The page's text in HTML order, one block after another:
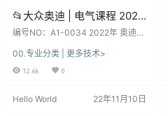
📂大众奥迪 | 电气课程 2022
年 原厂高级电气课程 电路图
波形分析 赠课件PDF (35课
时)
编号NO：A1-0034 2022年 奥迪大
关 键 字 ：原价299，大众奥迪高级
电气,舒适电气,传感器执行器,电路图
钻研, 资源种类繁多, 自行研究！更
00.专业分类 | 更多技术>
12.6k 0
Hello World 22年11月10日